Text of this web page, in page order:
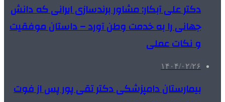
دکتر علی آبکار: مشاور برندسازی ایرانی که دانش
جهانی را به خدمت وطن آورد – داستان موفقیت
و نکات عملی
۱۴۰۴/۰۲/۲۶
بیمارستان دامپزشکی دکتر تقی پور پس از فوت